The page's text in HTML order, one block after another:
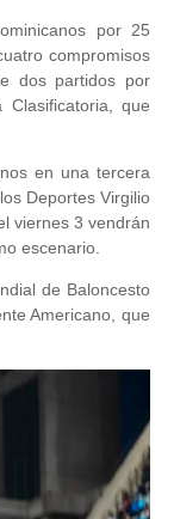
por 25
compromisos
dos partidos por
Clasificatoria, que
en una tercera
Deportes Virgilio
viernes 3 vendrán
escenario.
de Baloncesto
Americano, que